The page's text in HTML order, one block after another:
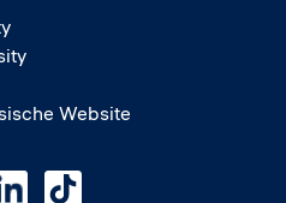
Website